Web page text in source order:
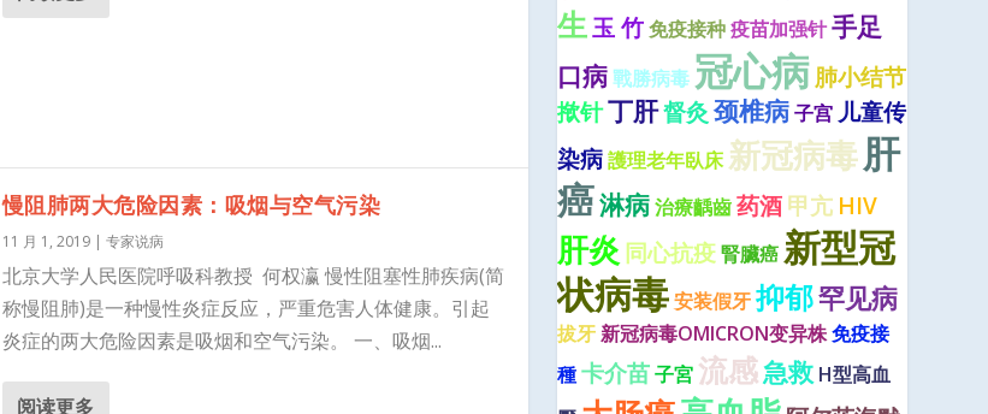
慢阻肺两大危险因素：吸烟与空气污染
11 月 1, 2019| 专家说病
北京大学人民医院呼吸科教授 何权瀛 慢性阻塞性肺疾病(简
称慢阻肺)是一种慢性炎症反应，严重危害人体健康。引起
炎症的两大危险因素是吸烟和空气污染。 一、吸烟...
阅读更多
生 玉 竹免疫接种疫苗加强针手足
口病戰勝病毒 冠心病肺小结节
揿针丁肝督灸 颈椎病子宫 儿童传
染病護理老年臥床 新冠病毒肝
癌淋病治療齲齒药酒甲亢 HIV
肝炎 同心抗疫腎臟癌 新型冠
状病毒安装假牙抑郁罕见病
拔牙新冠病毒OMICRON变异株免疫接
種卡介苗子宮 流感急救 H型高血